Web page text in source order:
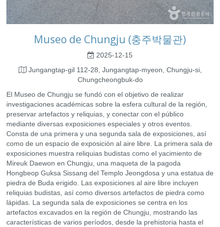
Museo de Chungju (충주박물관)
2025-12-15
Jungangtap-gil 112-28, Jungangtap-myeon, Chungju-si,
Chungcheongbuk-do
El Museo de Chungju se fundó con el objetivo de realizar
investigaciones académicas sobre la esfera cultural de la región,
preservar artefactos y reliquias, y conectar con el público
mediante diversas exposiciones especiales y otros eventos.
Consta de una primera y una segunda sala de exposiciones, así
como de un espacio de exposición al aire libre. La primera sala de
exposiciones muestra reliquias budistas como el yacimiento de
Mireuk Daewon en Chungju, una maqueta de la pagoda
Hongbeop Guksa Sissang del Templo Jeongdosa y una estatua de
piedra de Buda erigido. Las exposiciones al aire libre incluyen
reliquias budistas, así como diversos artefactos de piedra como
lápidas. La segunda sala de exposiciones se centra en los
artefactos excavados en la región de Chungju, mostrando las
características de varios períodos, desde la prehistoria hasta el